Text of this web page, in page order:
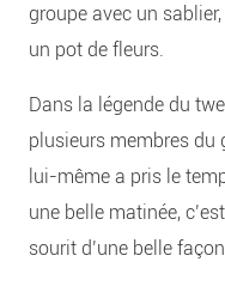
groupe avec un
un pot de fleurs.
Dans la légende du
plusieurs membres du
lui-même a pris le
une belle matinée,
sourit d’une belle